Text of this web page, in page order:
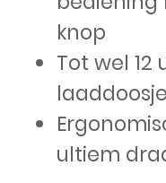
knop
Tot wel
laaddoosje
ultiem